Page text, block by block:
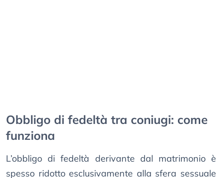
Obbligo di fedeltà tra coniugi: come
funziona
L’obbligo di fedeltà derivante dal matrimonio è
spesso ridotto esclusivamente alla sfera sessuale